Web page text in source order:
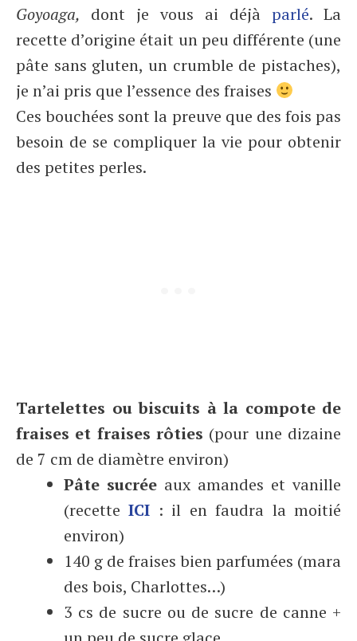
Goyoaga, dont je vous ai déjà parlé. La
recette d’origine était un peu différente (une
pâte sans gluten, un crumble de pistaches),
je n’ai pris que l’essence des fraises
Ces bouchées sont la preuve que des fois pas
besoin de se compliquer la vie pour obtenir
des petites perles.
Tartelettes ou biscuits à la compote de
fraises et fraises rôties (pour une dizaine
de 7 cm de diamètre environ)
Pâte sucrée aux amandes et vanille
(recetteICI : il en faudra la moitié
environ)
140 g de fraises bien parfumées (mara
des bois, Charlottes…)
3 cs de sucre ou de sucre de canne +